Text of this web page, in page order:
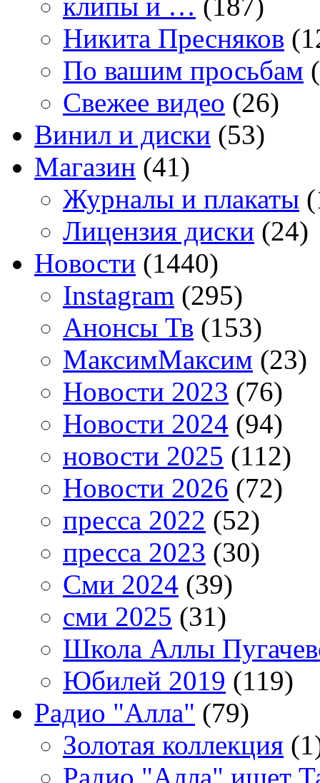
Никита Пресняков
По вашим просьбам
Свежее видео (26)
Винил и диски (53)
Магазин (41)
Журналы и плакаты
Лицензия диски (24)
Новости (1440)
Instagram (295)
Анонсы Тв (153)
МаксимМаксим (23)
Новости 2023 (76)
Новости 2024 (94)
новости 2025 (112)
Новости 2026 (72)
пресса 2022 (52)
пресса 2023 (30)
Сми 2024 (39)
сми 2025 (31)
Школа Аллы
Юбилей 2019 (119)
Радио "Алла" (79)
Золотая коллекция
Радио "Алла" ищет